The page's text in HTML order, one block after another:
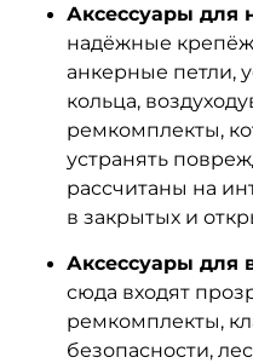
Аксессуары для
надёжные
анкерные петли,
кольца,
ремкомплекты,
устранять
рассчитаны на
в закрытых и
Аксессуары для
сюда входят
ремкомплекты,
безопасности,